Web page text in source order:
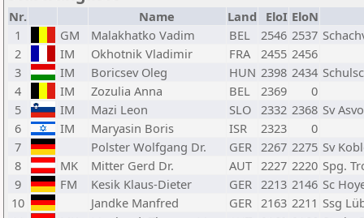
Nr. Name Land EloI EloN
1
GM Malakhatko Vadim BEL 2546 2537
2
IM Okhotnik Vladimir FRA 2455 2456
3
IM Boricsev Oleg HUN 2398 2434
4
IM Zozulia Anna BEL 2369
0
5
IM Mazi Leon SLO 2332 2368 Sv
6
IM Maryasin Boris ISR 2323
0
7
Polster Wolfgang Dr. GER 2267 2275 Sv
8
MK Mitter Gerd Dr. AUT 2227 2220 Spg.
9
FM Kesik Klaus-Dieter GER 2213 2146 Sc
10
Jandke Manfred GER 2163 2211 Ssg